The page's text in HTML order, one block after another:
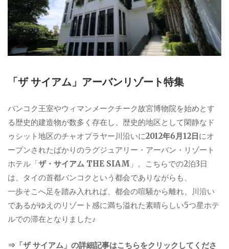
「ザ サイアム」アーバンリゾート特集
バンコク王室やウィマンメークチーク故宮博物院を始めとす
る歴史的建造物が数多く存在し、歴史的地区として閑静なド
ゥシット地区のチャオプラヤー川沿いに2012年6月12日にオ
ープンされたばかりのラグジュアリー・アーバン・リゾート
ホテル「ザ・サイアム THE SIAM 」。こちらでの2泊3日
は、タイの首都バンコクという都会でありながらも、
一歩そこへ足を踏み入れれば、都会の喧騒から離れ、川沿い
であるがゆえのリゾート感に満ち溢れた素晴らしい5つ星ホテ
ルでの滞在となりました♪
⇒「ザ サイアム」の詳細記事はこちらをクリックしてくださ